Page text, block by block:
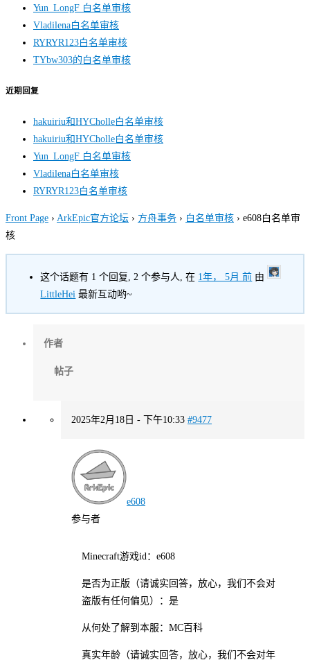
Yun_LongF 白名单审核
Vladilena白名单审核
RYRYR123白名单审核
TYbw303的白名单审核
近期回复
hakuiriu和HYCholle白名单审核
hakuiriu和HYCholle白名单审核
Yun_LongF 白名单审核
Vladilena白名单审核
RYRYR123白名单审核
Front Page › ArkEpic官方论坛 › 方舟事务 › 白名单审核 › e608白名单审
核
这个话题有 1 个回复, 2 个参与人, 在 1年， 5月 前 由
LittleHei 最新互动哟~
作者
帖子
2025年2月18日 - 下午10:33 #9477
e608
参与者
Minecraft游戏id：e608
是否为正版（请诚实回答，放心，我们不会对
盗版有任何偏见）：是
从何处了解到本服：MC百科
真实年龄（请诚实回答，放心，我们不会对年